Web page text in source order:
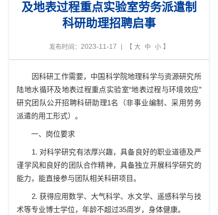
及地表过程重点实验室劳务派遣制
科研助理招聘启事
发布时间： 2023-11-17 | 【 大 中 小】
因科研工作需要，中国科学院地理科学与资源研究所
陆地水循环及地表过程重点实验室“地表过程与环境效应”
研究团队公开招聘科研助理1名（非事业编制、采用劳务
派遣的用工形式）。
一、岗位要求
1. 对科学研究有浓厚兴趣，具备良好的职业道德及严
谨学风和良好的团队合作精神，具备独立开展科学研究的
能力，能直接参与团队相关科研项目。
2. 获得应用数学、大气科学、水文学、遥感科学与技
术等专业博士学位，年龄不超过35周岁，身体健康。